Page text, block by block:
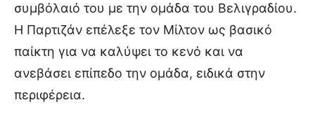
συμβόλαιό του με την ομάδα του Βελιγραδίου.
Η Παρτιζάν επέλεξε τον Μίλτον ως βασικό
παίκτη για να καλύψει το κενό και να
ανεβάσει επίπεδο την ομάδα, ειδικά στην
περιφέρεια.